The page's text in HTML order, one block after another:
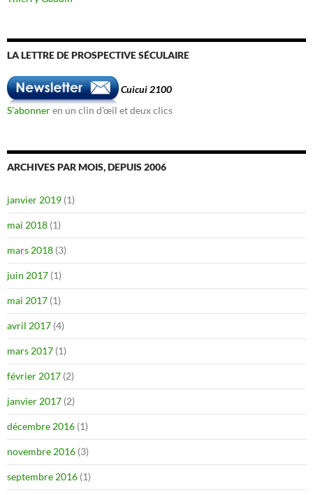
LA LETTRE DE PROSPECTIVE SÉCULAIRE
Cuicui 2100
S'abonneren un clin d'œil et deux clics
ARCHIVES PAR MOIS, DEPUIS 2006
janvier 2019 (1)
mai 2018 (1)
mars 2018 (3)
juin 2017 (1)
mai 2017 (1)
avril 2017 (4)
mars 2017 (1)
février 2017 (2)
janvier 2017 (2)
décembre 2016 (1)
novembre 2016 (3)
septembre 2016 (1)